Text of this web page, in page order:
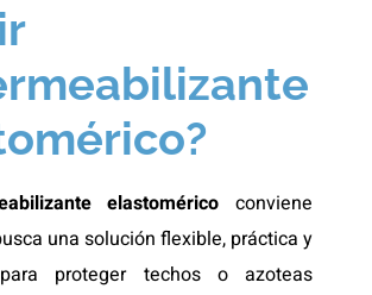
elastomérico conviene
una solución flexible, práctica y
proteger techos o azoteas